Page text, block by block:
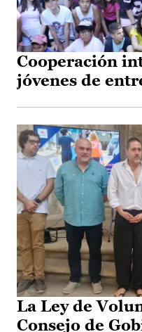
Cooperación
jóvenes de
La Ley de
Consejo de